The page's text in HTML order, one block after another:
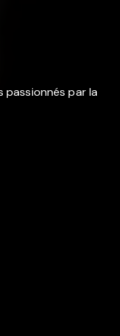
passionnés par la